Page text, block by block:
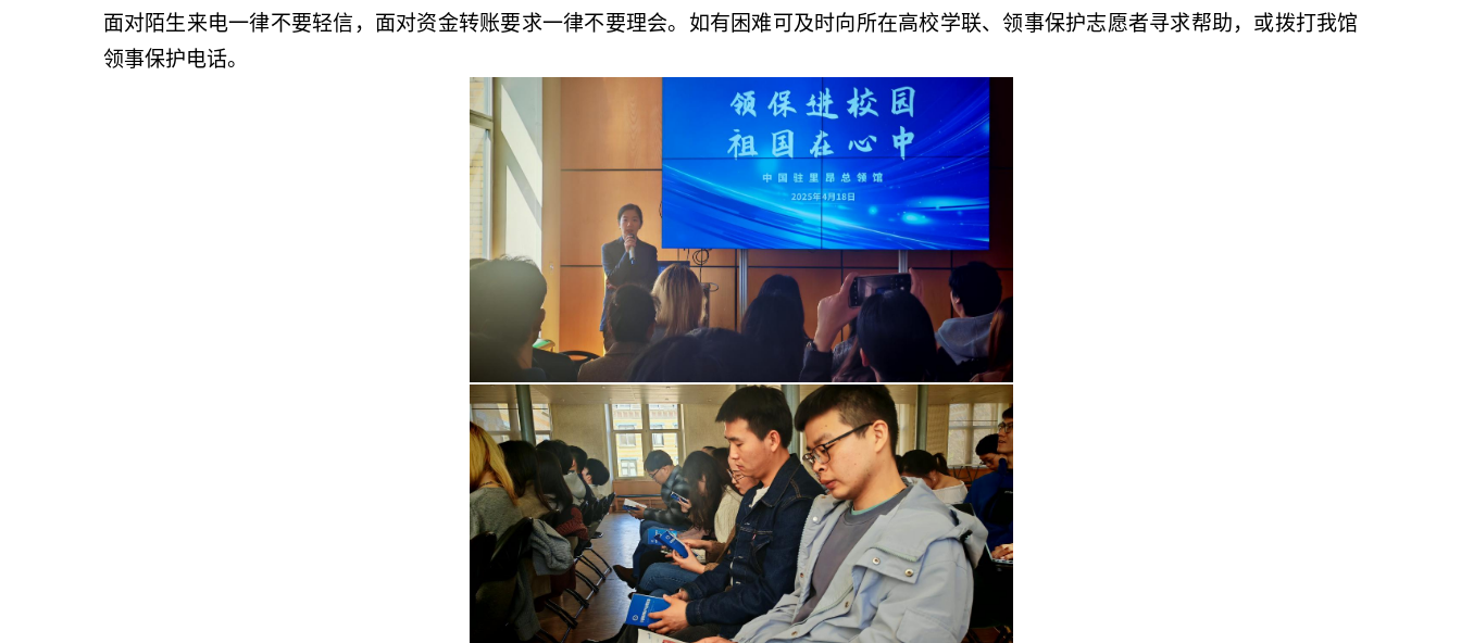
面对陌生来电一律不要轻信，面对资金转账要求一律不要理会。如有困难可及时向所在高校学联、领事保护志愿者寻求帮助，或拨打我馆
领事保护电话。